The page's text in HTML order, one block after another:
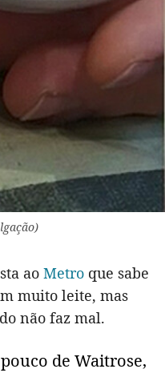
ao Metro que sabe
muito leite, mas
não faz mal.
de Waitrose,